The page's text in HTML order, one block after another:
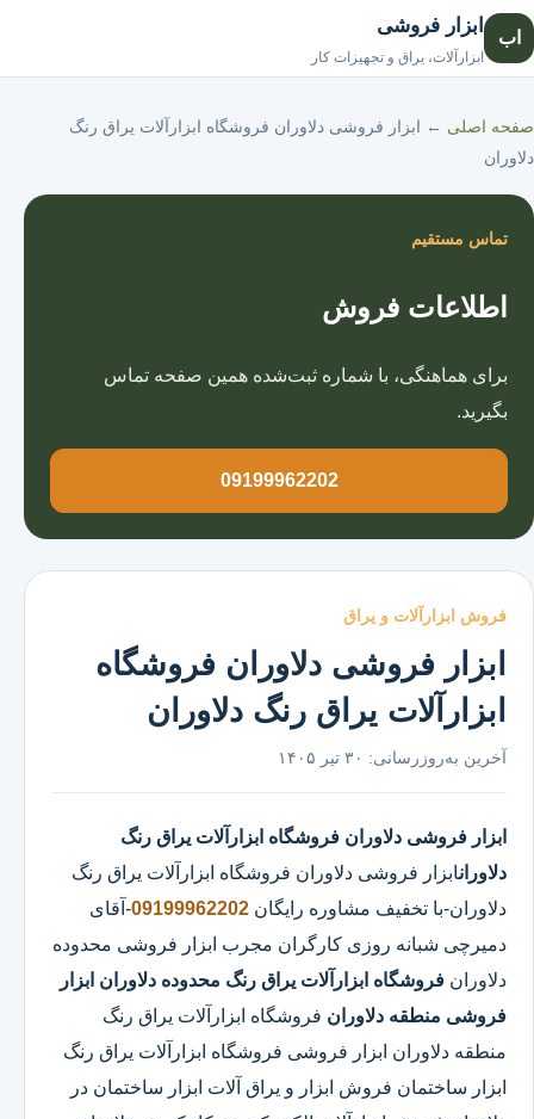
اب
ابزار فروشی
ابزارآلات، یراق و تجهیزات کار
صفحه اصلی ← ابزار فروشی دلاوران فروشگاه ابزارآلات یراق رنگ
دلاوران
فروش ابزارآلات و یراق
ابزار فروشی دلاوران فروشگاه
ابزارآلات یراق رنگ دلاوران
آخرین به‌روزرسانی: ۳۰ تیر ۱۴۰۵
ابزار فروشی دلاوران فروشگاه ابزارآلات یراق رنگ
دلاورانابزار فروشی دلاوران فروشگاه ابزارآلات یراق رنگ
دلاوران-با تخفیف مشاوره رایگان 09199962202-آقای
دمیرچی شبانه روزی کارگران مجرب ابزار فروشی محدوده
دلاوران فروشگاه ابزارآلات یراق رنگ محدوده دلاوران ابزار
فروشی منطقه دلاوران فروشگاه ابزارآلات یراق رنگ
منطقه دلاوران ابزار فروشی فروشگاه ابزارآلات یراق رنگ
ابزار ساختمان فروش ابزار و یراق آلات ابزار ساختمان در
تماس مستقیم
اطلاعات فروش
برای هماهنگی، با شماره ثبت‌شده همین صفحه تماس
بگیرید.
09199962202